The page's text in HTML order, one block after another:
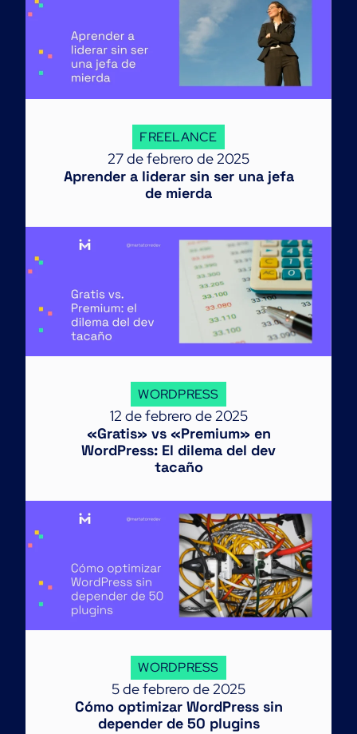
FREELANCE
27 de febrero de 2025
Aprender a liderar sin ser una jefa
de mierda
WORDPRESS
12 de febrero de 2025
«Gratis» vs «Premium» en
WordPress: El dilema del dev
tacaño
WORDPRESS
5 de febrero de 2025
Cómo optimizar WordPress sin
depender de 50 plugins